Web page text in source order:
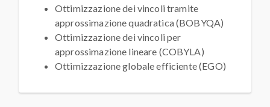
Ottimizzazione dei vincoli tramite
approssimazione quadratica (BOBYQA)
Ottimizzazione dei vincoli per
approssimazione lineare (COBYLA)
Ottimizzazione globale efficiente (EGO)